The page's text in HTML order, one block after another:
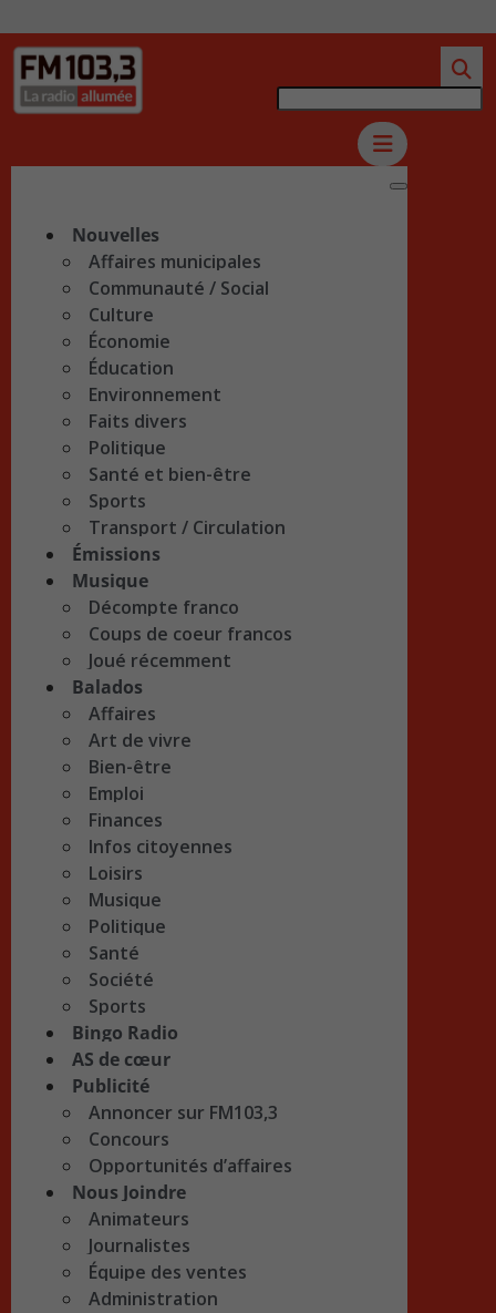
Nouvelles
Affaires municipales
Communauté / Social
Culture
Économie
Éducation
Environnement
Faits divers
Politique
Santé et bien-être
Sports
Transport / Circulation
Émissions
Musique
Décompte franco
Coups de coeur francos
Joué récemment
Balados
Affaires
Art de vivre
Bien-être
Emploi
Finances
Infos citoyennes
Loisirs
Musique
Politique
Santé
Société
Sports
Bingo Radio
AS de cœur
Publicité
Annoncer sur FM103,3
Concours
Opportunités d’affaires
Nous Joindre
Animateurs
Journalistes
Équipe des ventes
Administration